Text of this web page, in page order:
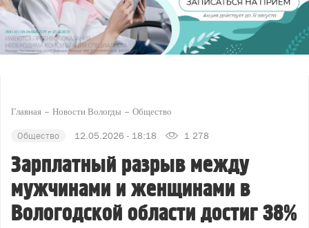
Главная Новости Вологды Общество
Общество 12.05.2026 - 18:18 1 278
Зарплатный разрыв между
мужчинами и женщинами в
Вологодской области достиг 38%